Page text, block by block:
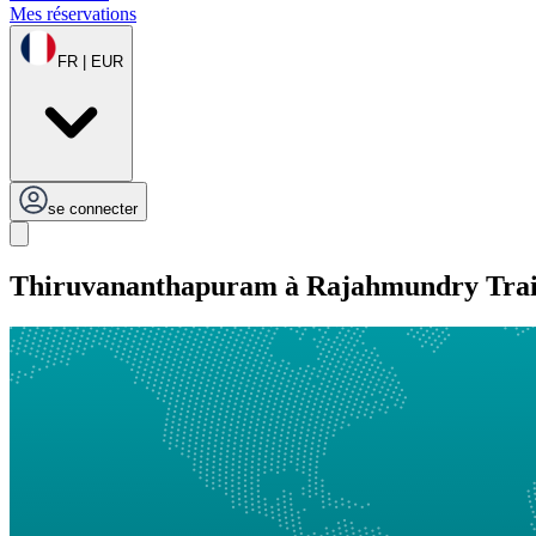
Mes réservations
FR | EUR
se connecter
Thiruvananthapuram à Rajahmundry